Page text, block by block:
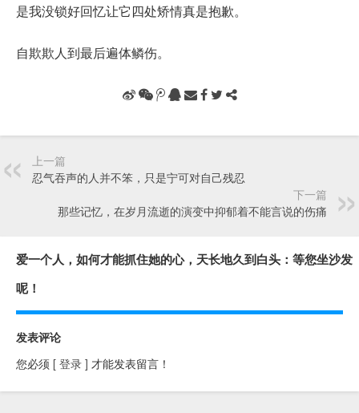
是我没锁好回忆让它四处矫情真是抱歉。
自欺欺人到最后遍体鳞伤。
上一篇
忍气吞声的人并不笨，只是宁可对自己残忍
下一篇
那些记忆，在岁月流逝的演变中抑郁着不能言说的伤痛
爱一个人，如何才能抓住她的心，天长地久到白头：等您坐沙发
呢！
发表评论
您必须 [ 登录 ] 才能发表留言！